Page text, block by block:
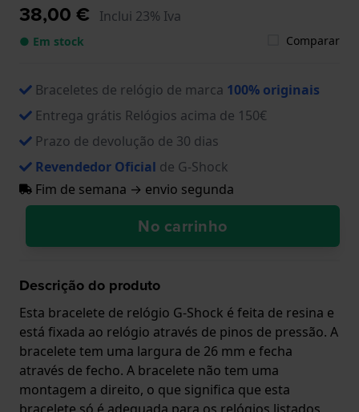
38,00 € Inclui 23% Iva
● Em stock Comparar
Braceletes de relógio de marca 100% originais
Entrega grátis Relógios acima de 150€
Prazo de devolução de 30 dias
Revendedor Oficial de G-Shock
Fim de semana → envio segunda
No carrinho
Descrição do produto
Esta bracelete de relógio G-Shock é feita de resina e
está fixada ao relógio através de pinos de pressão. A
bracelete tem uma largura de 26 mm e fecha
através de fecho. A bracelete não tem uma
montagem a direito, o que significa que esta